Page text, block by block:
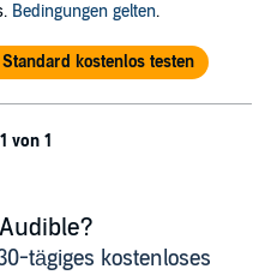
Bedingungen gelten.
kostenlos testen
von 1
tägiges kostenloses